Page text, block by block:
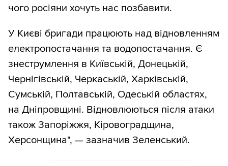
чого росіяни хочуть нас позбавити.
У Києві бригади працюють над відновленням
електропостачання та водопостачання. Є
знеструмлення в Київській, Донецькій,
Чернігівській, Черкаській, Харківській,
Сумській, Полтавській, Одеській областях,
на Дніпровщині. Відновлюються після атаки
також Запоріжжя, Кіровоградщина,
Херсонщина", — зазначив Зеленський.